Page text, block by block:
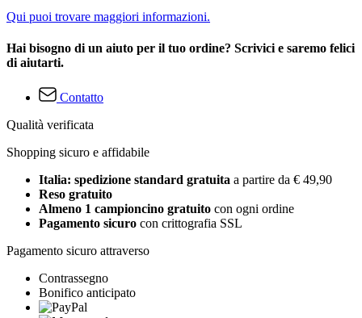
Qui puoi trovare maggiori informazioni.
Hai bisogno di un aiuto per il tuo ordine? Scrivici e saremo felici
di aiutarti.
Contatto
Qualità verificata
Shopping sicuro e affidabile
Italia: spedizione standard gratuita a partire da € 49,90
Reso gratuito
Almeno 1 campioncino gratuito con ogni ordine
Pagamento sicuro con crittografia SSL
Pagamento sicuro attraverso
Contrassegno
Bonifico anticipato